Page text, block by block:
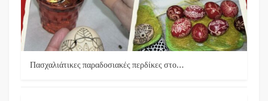
Πασχαλιάτικες παραδοσιακές περδίκες στο…